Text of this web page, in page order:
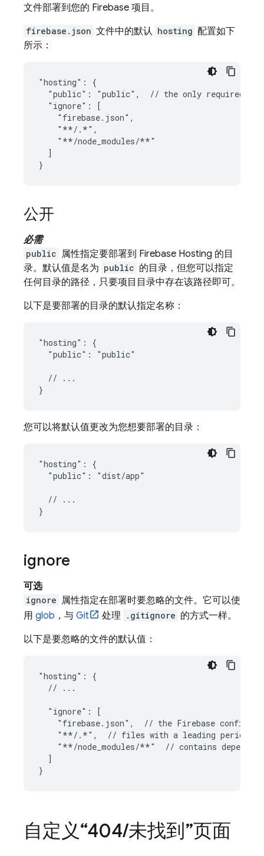
文件部署到您的 Firebase 项目。
firebase.json 文件中的默认 hosting 配置如下
所示：
"hosting": {
"public": "public",  // the only required
  "ignore": [
    "firebase.json",
    "**/.*",
    "**/node_modules/**"
  ]
公开
必需
public 属性指定要部署到 Firebase Hosting 的目
录。默认值是名为 public 的目录，但您可以指定
任何目录的路径，只要项目目录中存在该路径即可。
以下是要部署的目录的默认指定名称：
"hosting": {
  "public": "public"
  // ...
您可以将默认值更改为您想要部署的目录：
"hosting": {
  "public": "dist/app"
  // ...
ignore
可选
ignore 属性指定在部署时要忽略的文件。它可以使
用 glob ，与 Git 处理 .gitignore 的方式一样。
以下是要忽略的文件的默认值：
"hosting": {
  // ...
  "ignore": [
"firebase.json",  // the Firebase
"**/.*",  // files with a leading period
"**/node_modules/**"  // contains
  ]
自定义“404/未找到”页面